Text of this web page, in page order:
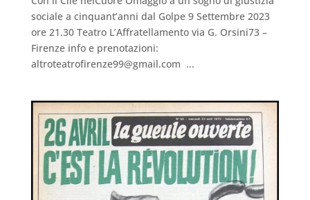
sociale a cinquant’anni dal Golpe 9 Settembre 2023
ore 21.30 Teatro L’Affratellamento via G. Orsini73 –
Firenze info e prenotazioni:
altroteatrofirenze99@gmail.com ...